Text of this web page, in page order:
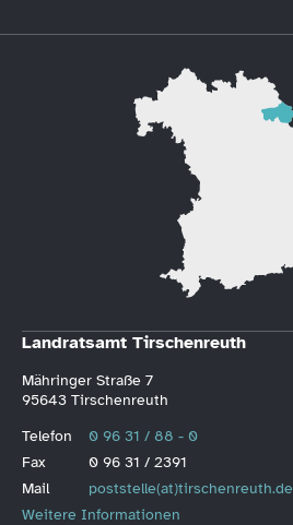
Landratsamt Tirschenreuth
Mähringer Straße 7
95643 Tirschenreuth
Telefon
0 96 31 / 88 - 0
Fax
0 96 31 / 2391
Mail
poststelle(at)tirschenreuth.de
Weitere Informationen